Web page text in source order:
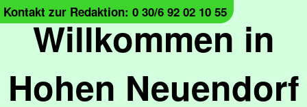
Willkommen in
Hohen Neuendorf
Kontakt zur Redaktion: 0 30/6 92 02 10 55